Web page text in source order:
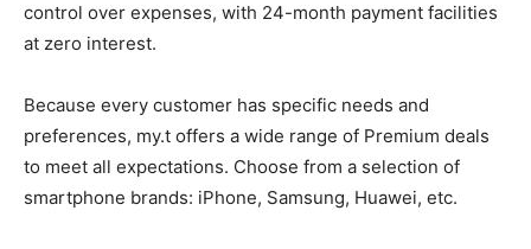
control over expenses, with 24-month payment facilities
at zero interest.
Because every customer has specific needs and
preferences, my.t offers a wide range of Premium deals
to meet all expectations. Choose from a selection of
smartphone brands: iPhone, Samsung, Huawei, etc.